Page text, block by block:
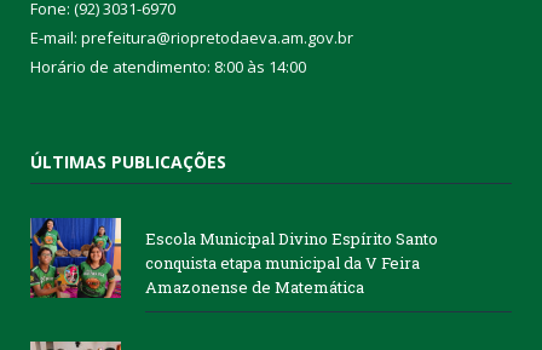
Fone: (92) 3031-6970
E-mail: prefeitura@riopretodaeva.am.gov.br
Horário de atendimento: 8:00 às 14:00
ÚLTIMAS PUBLICAÇÕES
Escola Municipal Divino Espírito Santo
conquista etapa municipal da V Feira
Amazonense de Matemática